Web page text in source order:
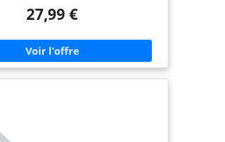
vos différents besoins. 1 cutter avec
tendre, 1 cutter verrouillé fonctionne
dur, vous permet de trancher
le grain du bois et de créer des
parfaites. 2 réglages du corps,
à rendre les ajustements plus
faciles. Tige en acier de précision
27,99 €